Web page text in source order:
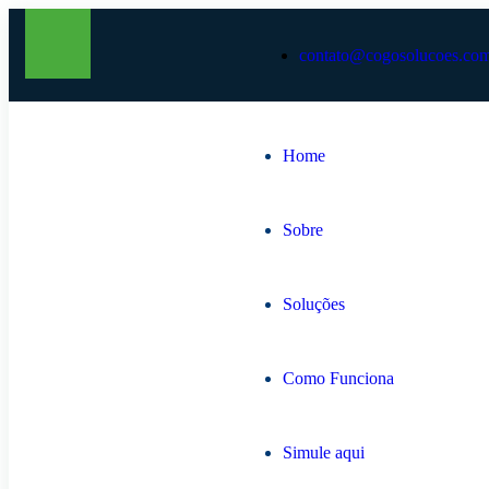
Home
Sobre
Soluções
Como Funciona
Simule aqui